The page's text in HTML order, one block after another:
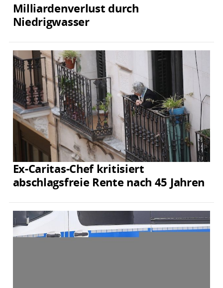
Milliardenverlust durch
Niedrigwasser
Ex-Caritas-Chef kritisiert
abschlagsfreie Rente nach 45 Jahren